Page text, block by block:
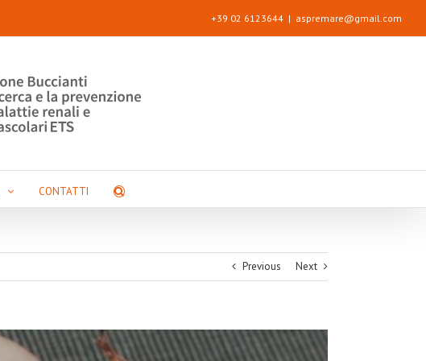
+39 02 6123644 | aspremare@gmail.com
CONTATTI
Previous Next